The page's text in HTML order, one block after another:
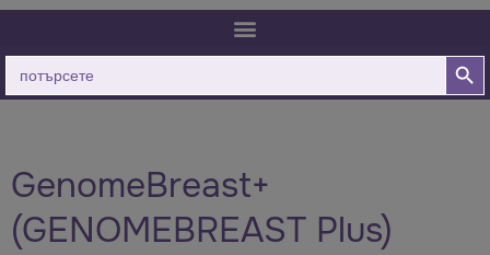
Търсене
за:
Бутон
GenomeBreast+
(GENOMEBREAST Plus)